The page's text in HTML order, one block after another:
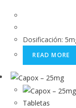
Dosificación:
READ MORE
Tabletas